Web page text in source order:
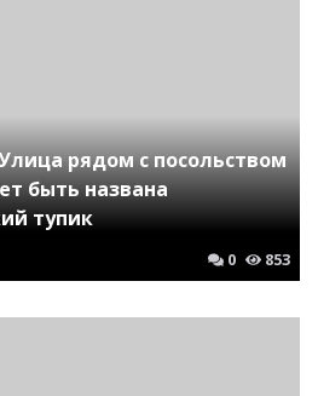
рядом с посольством
быть названа
тупик
0 853